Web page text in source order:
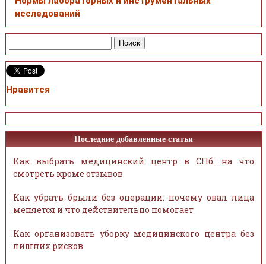
исследований
Нравится
Последние добавленные статьи
Как выбрать медицинский центр в СПб: на что
смотреть кроме отзывов
Как убрать брыли без операции: почему овал лица
меняется и что действительно помогает
Как организовать уборку медицинского центра без
лишних рисков